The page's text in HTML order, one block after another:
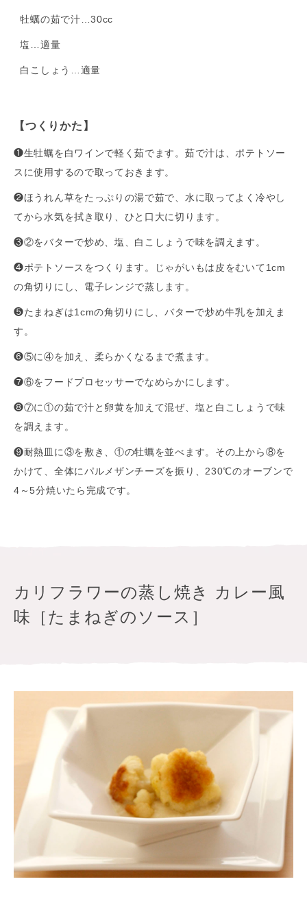
牡蠣の茹で汁…30cc
塩…適量
白こしょう…適量
【つくりかた】
❶生牡蠣を白ワインで軽く茹でます。茹で汁は、ポテトソー
スに使用するので取っておきます。
❷ほうれん草をたっぷりの湯で茹で、水に取ってよく冷やし
てから水気を拭き取り、ひと口大に切ります。
❸②をバターで炒め、塩、白こしょうで味を調えます。
❹ポテトソースをつくります。じゃがいもは皮をむいて1cm
の角切りにし、電子レンジで蒸します。
❺たまねぎは1cmの角切りにし、バターで炒め牛乳を加えま
す。
❻⑤に④を加え、柔らかくなるまで煮ます。
❼⑥をフードプロセッサーでなめらかにします。
❽⑦に①の茹で汁と卵黄を加えて混ぜ、塩と白こしょうで味
を調えます。
❾耐熱皿に③を敷き、①の牡蠣を並べます。その上から⑧を
かけて、全体にパルメザンチーズを振り、230℃のオーブンで
4～5分焼いたら完成です。
カリフラワーの蒸し焼き カレー風
味［たまねぎのソース］